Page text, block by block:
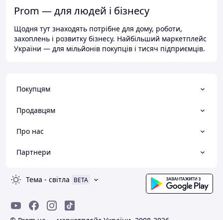
Prom — для людей і бізнесу
Щодня тут знаходять потрібне для дому, роботи,
захоплень і розвитку бізнесу. Найбільший маркетплейс
України — для мільйонів покупців і тисяч підприємців.
Покупцям
Продавцям
Про нас
Партнери
Тема - світла BETA